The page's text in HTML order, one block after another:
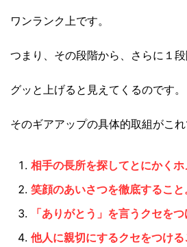
ワンランク上です。
つまり、その段階から、さらに１
グッと上げると見えてくるのです。
そのギアアップの具体的取組がこれ
相手の長所を探してとにかくホ
笑顔のあいさつを徹底すること
「ありがとう」を言うクセをつ
他人に親切にするクセをつける